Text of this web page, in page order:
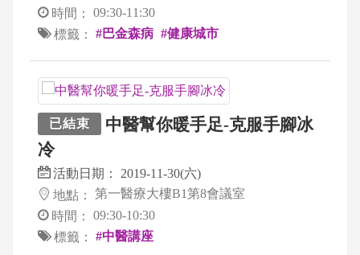
時間：
09:30-11:30
標籤：
#巴金森病 #健康城市
已結束
中醫幫你暖手足-克服手腳冰
冷
活動日期：
2019-11-30(六)
地點：
第一醫療大樓B1第8會議室
時間：
09:30-10:30
標籤：
#中醫講座